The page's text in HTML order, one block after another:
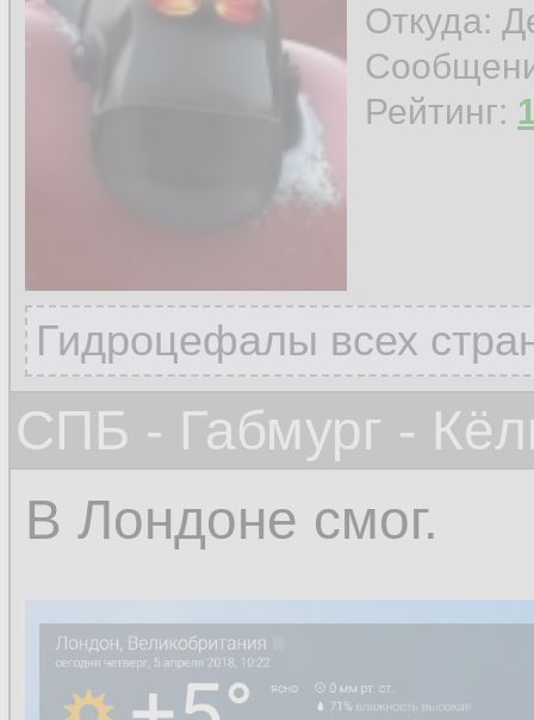
Откуда:
Рейтинг:
Гидроцефалы всех
СПБ - Габмург -
В Лондоне смог.